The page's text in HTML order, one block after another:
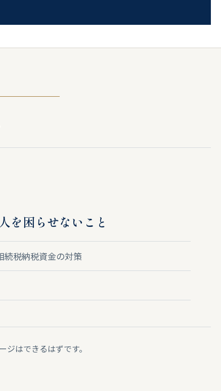
を困らせないこと
続税納税資金の対策
はできるはずです。